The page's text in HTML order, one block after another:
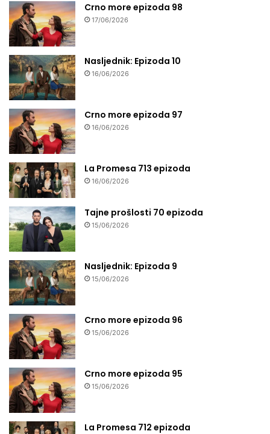
Crno more epizoda 98
17/06/2026
Nasljednik: Epizoda 10
16/06/2026
Crno more epizoda 97
16/06/2026
La Promesa 713 epizoda
16/06/2026
Tajne prošlosti 70 epizoda
15/06/2026
Nasljednik: Epizoda 9
15/06/2026
Crno more epizoda 96
15/06/2026
Crno more epizoda 95
15/06/2026
La Promesa 712 epizoda